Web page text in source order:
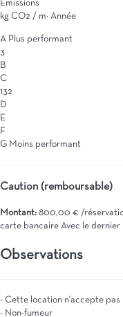
Émissions
kg CO2 / m² Année
A Plus performant
3
B
C
132
D
E
F
G Moins performant
Caution (remboursable)
Montant: 800,00 € /
carte bancaire Avec le dernier
Observations
- Cette location n'accepte pas
- Non-fumeur